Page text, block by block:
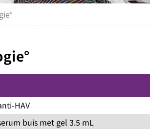
HAV
buis met gel 3.5 mL